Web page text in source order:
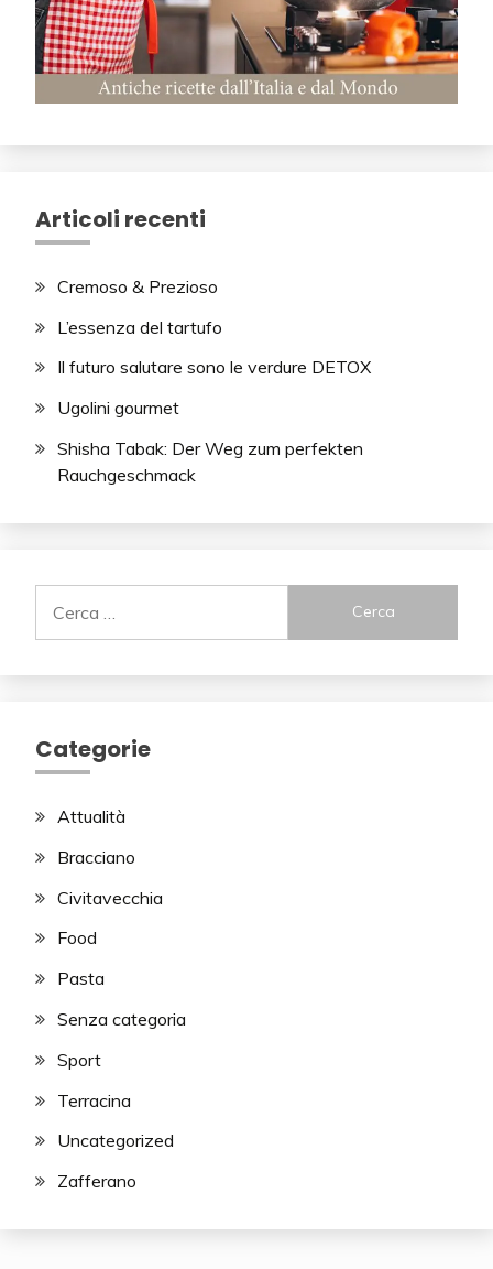
Articoli recenti
Cremoso & Prezioso
L’essenza del tartufo
Il futuro salutare sono le verdure DETOX
Ugolini gourmet
Shisha Tabak: Der Weg zum perfekten
Rauchgeschmack
per:
Categorie
Attualità
Bracciano
Civitavecchia
Food
Pasta
Senza categoria
Sport
Terracina
Uncategorized
Zafferano